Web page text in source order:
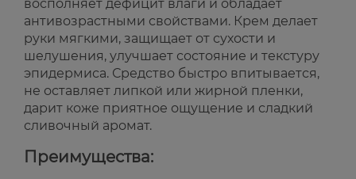
восполняет дефицит влаги и обладает
антивозрастными свойствами. Крем делает
руки мягкими, защищает от сухости и
шелушения, улучшает состояние и текстуру
эпидермиса. Средство быстро впитывается,
не оставляет липкой или жирной пленки,
дарит коже приятное ощущение и сладкий
сливочный аромат.
Преимущества: